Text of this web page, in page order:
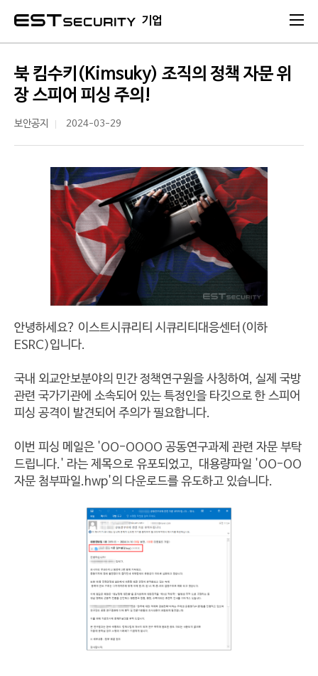
기업
북 킴수키(Kimsuky) 조직의 정책 자문 위
장 스피어 피싱 주의!
보안공지 2024-03-29
안녕하세요? 이스트시큐리티 시큐리티대응센터(이하
ESRC)입니다.
국내 외교안보분야의 민간 정책연구원을 사칭하여, 실제 국방
관련 국가기관에 소속되어 있는 특정인을 타깃으로 한 스피어
피싱 공격이 발견되어 주의가 필요합니다.
이번 피싱 메일은 'OO-OOOO 공동연구과제 관련 자문 부탁
드립니다.' 라는 제목으로 유포되었고, 대용량파일 'OO-OO
자문 첨부파일.hwp'의 다운로드를 유도하고 있습니다.